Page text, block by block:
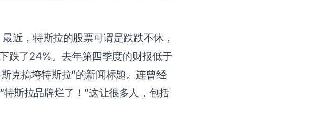
近，特斯拉的股票可谓是跌跌不休，
跌了24%。去年第四季度的财报低于
克搞垮特斯拉”的新闻标题。连曾经
斯拉品牌烂了！”这让很多人，包括